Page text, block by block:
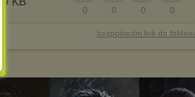
0
0
0
0
bezpośredni link do folderu